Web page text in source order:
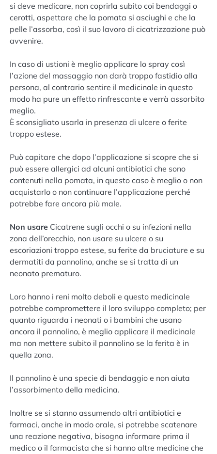
si deve medicare, non coprirla subito coi bendaggi o
cerotti, aspettare che la pomata si asciughi e che la
pelle l’assorba, così il suo lavoro di cicatrizzazione può
avvenire.
In caso di ustioni è meglio applicare lo spray così
l’azione del massaggio non darà troppo fastidio alla
persona, al contrario sentire il medicinale in questo
modo ha pure un effetto rinfrescante e verrà assorbito
meglio.
È sconsigliato usarla in presenza di ulcere o ferite
troppo estese.
Può capitare che dopo l’applicazione si scopre che si
può essere allergici ad alcuni antibiotici che sono
contenuti nella pomata, in questo caso è meglio o non
acquistarlo o non continuare l’applicazione perché
potrebbe fare ancora più male.
Non usare Cicatrene sugli occhi o su infezioni nella
zona dell’orecchio, non usare su ulcere o su
escoriazioni troppo estese, su ferite da bruciature e su
dermatiti da pannolino, anche se si tratta di un
neonato prematuro.
Loro hanno i reni molto deboli e questo medicinale
potrebbe compromettere il loro sviluppo completo; per
quanto riguarda i neonati o i bambini che usano
ancora il pannolino, è meglio applicare il medicinale
ma non mettere subito il pannolino se la ferita è in
quella zona.
Il pannolino è una specie di bendaggio e non aiuta
l’assorbimento della medicina.
Inoltre se si stanno assumendo altri antibiotici e
farmaci, anche in modo orale, si potrebbe scatenare
una reazione negativa, bisogna informare prima il
medico o il farmacista che si hanno altre medicine che